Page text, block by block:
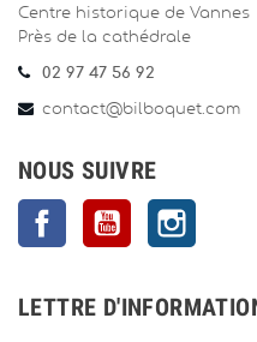
Centre historique de Vannes
Près de la cathédrale
02 97 47 56 92
contact@bilboquet.com
NOUS SUIVRE
FacebookYouTube
LETTRE